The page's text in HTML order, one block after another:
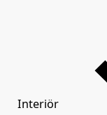
Interiör